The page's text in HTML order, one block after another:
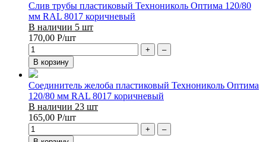
Слив трубы пластиковый Технониколь Оптима 120/80
мм RAL 8017 коричневый
В наличии 5 шт
170,00 Р/шт
+
–
В корзину
Соединитель желоба пластиковый Технониколь Оптима
120/80 мм RAL 8017 коричневый
В наличии 23 шт
165,00 Р/шт
+
–